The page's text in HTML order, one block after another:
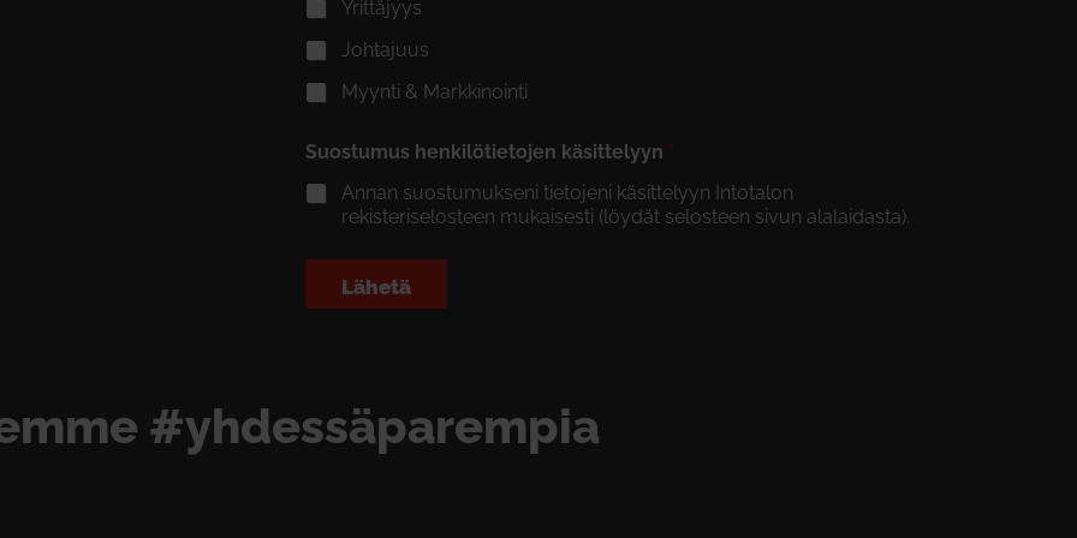
Yrittäjyys
Johtajuus
Myynti & Markkinointi
Suostumus henkilötietojen käsittelyyn *
Annan suostumukseni tietojeni käsittelyyn Intotalon
rekisteriselosteen mukaisesti (löydät selosteen sivun alalaidasta).
Lähetä
#yhdessäparempia